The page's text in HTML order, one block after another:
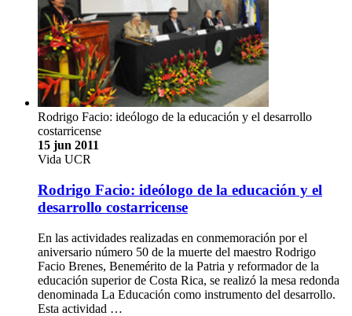
Rodrigo Facio: ideólogo de la educación y el desarrollo
costarricense
15 jun 2011
Vida UCR
Rodrigo Facio: ideólogo de la educación y el
desarrollo costarricense
En las actividades realizadas en conmemoración por el
aniversario número 50 de la muerte del maestro Rodrigo
Facio Brenes, Benemérito de la Patria y reformador de la
educación superior de Costa Rica, se realizó la mesa redonda
denominada La Educación como instrumento del desarrollo.
Esta actividad …